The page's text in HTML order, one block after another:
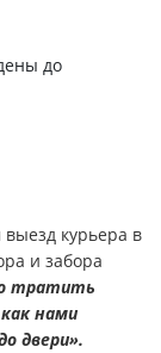
до
курьера в
и забора
тратить
нами
двери».